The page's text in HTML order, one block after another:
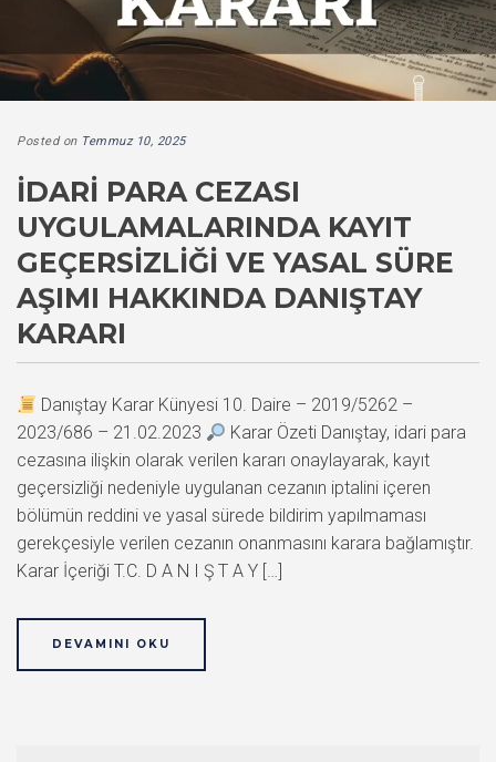
Posted on Temmuz 10, 2025
İDARI PARA CEZASI
UYGULAMALARINDA KAYIT
GEÇERSIZLIĞI VE YASAL SÜRE
AŞIMI HAKKINDA DANIŞTAY
KARARI
Danıştay Karar Künyesi 10. Daire – 2019/5262 –
2023/686 – 21.02.2023
Karar Özeti Danıştay, idari para
cezasına ilişkin olarak verilen kararı onaylayarak, kayıt
geçersizliği nedeniyle uygulanan cezanın iptalini içeren
bölümün reddini ve yasal sürede bildirim yapılmaması
gerekçesiyle verilen cezanın onanmasını karara bağlamıştır.
Karar İçeriği T.C. D A N I Ş T A Y […]
DEVAMINI OKU